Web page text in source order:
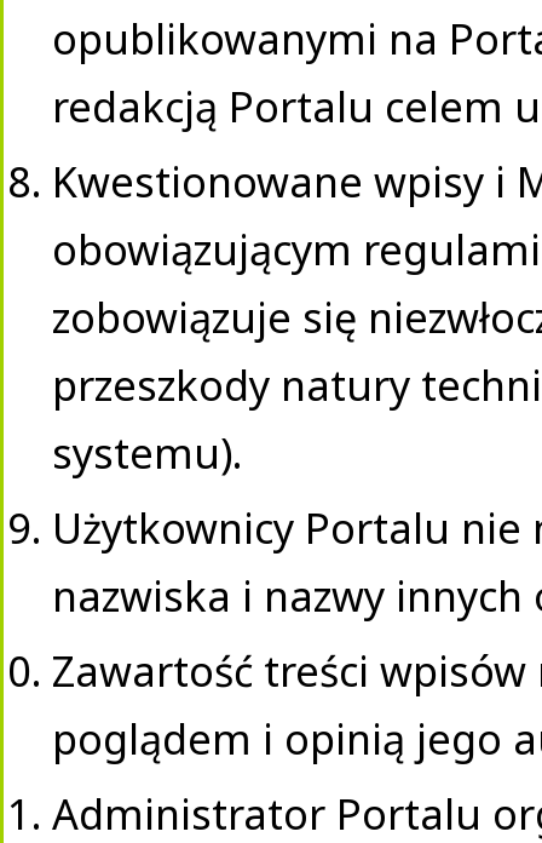
opublikowanymi na
redakcją Portalu celem
Kwestionowane wpisy i
obowiązującym
zobowiązuje się
przeszkody natury
systemu).
Użytkownicy Portalu nie
nazwiska i nazwy
Zawartość treści
poglądem i opinią jego
Administrator Portalu